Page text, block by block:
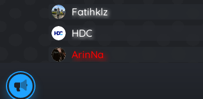
Fatihklz
HDC
ArinNa